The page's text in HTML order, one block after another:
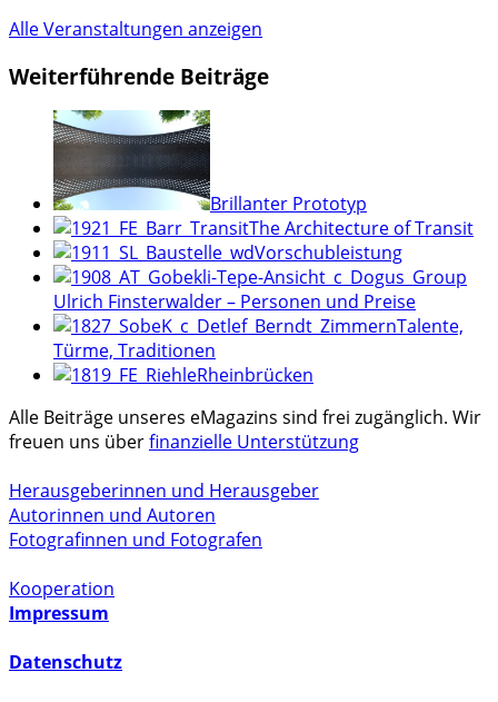
Alle Veranstaltungen anzeigen
Weiterführende Beiträge
Brillanter Prototyp
The Architecture of Transit
Vorschubleistung
Ulrich Finsterwalder – Personen und Preise
Talente,
Türme, Traditionen
Rheinbrücken
Alle Beiträge unseres eMagazins sind frei zugänglich. Wir
freuen uns überfinanzielle Unterstützung
Herausgeberinnen und Herausgeber
Autorinnen und Autoren
Fotografinnen und Fotografen
Kooperation
Impressum
Datenschutz